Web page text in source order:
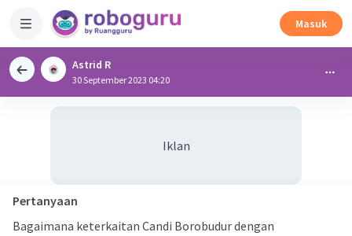
Masuk
Astrid R
30 September 2023 04:20
Iklan
Pertanyaan
Bagaimana keterkaitan Candi Borobudur dengan